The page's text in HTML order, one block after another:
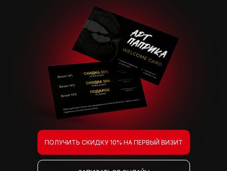
ПОЛУЧИТЬ СКИДКУ 10% НА ПЕРВЫЙ ВИЗИТ